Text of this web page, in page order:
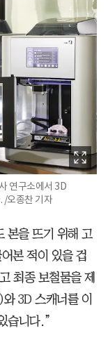
연구소에서 3D
/오종찬 기자
본을 뜨기 위해 고
본 적이 있을 겁
최종 보철물을 제
3D 스캐너를 이
습니다.”